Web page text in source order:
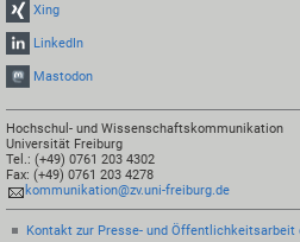
Xing
LinkedIn
Mastodon
Hochschul- und Wissenschaftskommunikation
Universität Freiburg
Tel.: (+49) 0761 203 4302
Fax: (+49) 0761 203 4278
kommunikation@zv.uni-freiburg.de
Kontakt zur Presse- und Öffentlichkeitsarbeit